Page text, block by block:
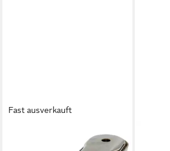
Fast ausverkauft
MASTERPROOF PROFESIONAL
Glasschaber Glas Kochfeld